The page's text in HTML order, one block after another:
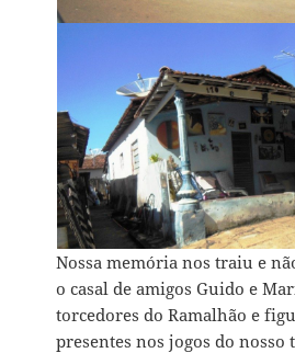
Nossa memória nos traiu e
o casal de amigos Guido e
torcedores do Ramalhão e
presentes nos jogos do